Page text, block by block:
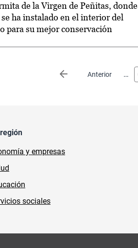
de la Virgen de Peñitas, donde
ha instalado en el interior del
para su mejor conservación
Anterior
Página anterior …
y empresas
sociales